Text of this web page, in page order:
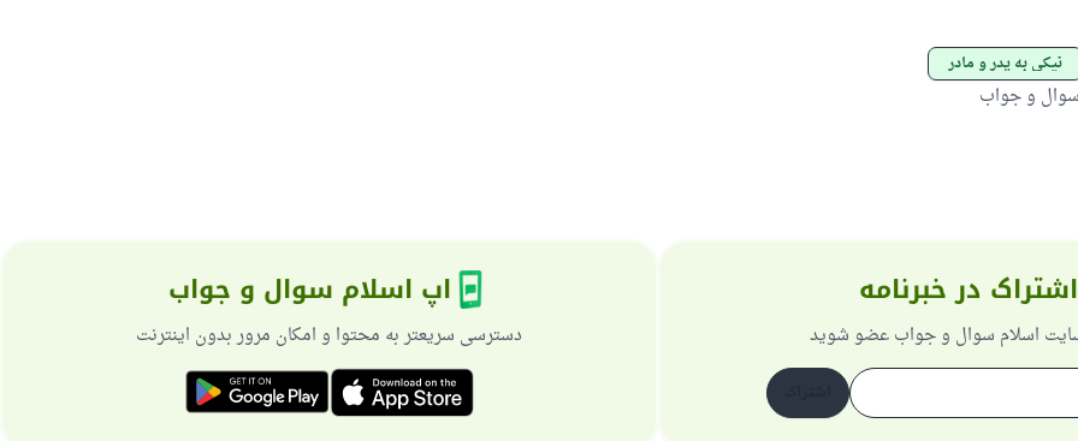
نیکی به پدر و مادر
و جواب
اشتراک در خبرنامه
سایت اسلام سوال و جواب عضو شوید
اپ اسلام سوال و جواب
دسترسی سریعتر به محتوا و امکان مرور بدون اینترنت